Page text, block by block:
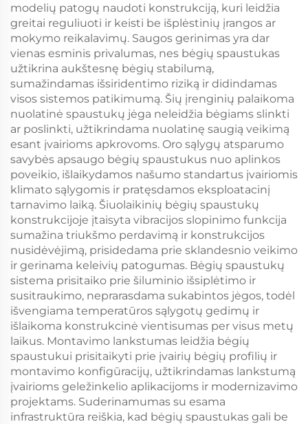
modelių patogų naudoti konstrukciją, kuri leidžia
greitai reguliuoti ir keisti be išplėstinių įrangos ar
mokymo reikalavimų. Saugos gerinimas yra dar
vienas esminis privalumas, nes bėgių spaustukas
užtikrina aukštesnę bėgių stabilumą,
sumažindamas išsiridentimo riziką ir didindamas
visos sistemos patikimumą. Šių įrenginių palaikoma
nuolatinė spaustukų jėga neleidžia bėgiams slinkti
ar poslinkti, užtikrindama nuolatinę saugią veikimą
esant įvairioms apkrovoms. Oro sąlygų atsparumo
savybės apsaugo bėgių spaustukus nuo aplinkos
poveikio, išlaikydamos našumo standartus įvairiomis
klimato sąlygomis ir pratęsdamos eksploatacinį
tarnavimo laiką. Šiuolaikinių bėgių spaustukų
konstrukcijoje įtaisyta vibracijos slopinimo funkcija
sumažina triukšmo perdavimą ir konstrukcijos
nusidėvėjimą, prisidedama prie sklandesnio veikimo
ir gerinama keleivių patogumas. Bėgių spaustukų
sistema prisitaiko prie šiluminio išsiplėtimo ir
susitraukimo, neprarasdama sukabintos jėgos, todėl
išvengiama temperatūros sąlygotų gedimų ir
išlaikoma konstrukcinė vientisumas per visus metų
laikus. Montavimo lankstumas leidžia bėgių
spaustukui prisitaikyti prie įvairių bėgių profilių ir
montavimo konfigūracijų, užtikrindamas lankstumą
įvairioms geležinkelio aplikacijoms ir modernizavimo
projektams. Suderinamumas su esama
infrastruktūra reiškia, kad bėgių spaustukas gali be